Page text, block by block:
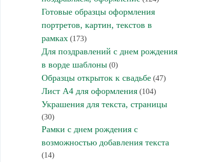
Готовые образцы оформления
портретов, картин, текстов в
рамках(173)
Для поздравлений с днем рождения
в ворде шаблоны(0)
Образцы открыток к свадьбе(47)
Лист А4 для оформления(104)
Украшения для текста, страницы
(30)
Рамки с днем рождения с
возможностью добавления текста
(14)